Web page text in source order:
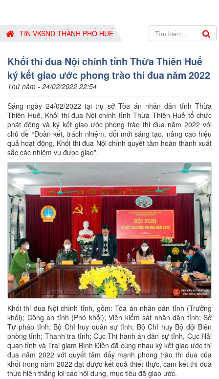
TIN VKSND THÀNH PHỐ HUẾ
Khối thi đua Nội chính tỉnh Thừa Thiên Huế
ký kết giao ước phong trào thi đua năm 2022
Thứ năm - 24/02/2022 22:54
Sáng ngày 24/02/2022 tại trụ sở Tòa án nhân dân tỉnh Thừa
Thiên Huế, Khối thi đua Nội chính tỉnh Thừa Thiên Huế tổ chức
phát động và ký kết giao ước phong trào thi đua năm 2022 với
chủ đề “Đoàn kết, trách nhiệm, đổi mới sáng tạo, nâng cao hiệu
quả hoạt động, Khối thi đua Nội chính quyết tâm hoàn thành xuất
sắc các nhiệm vụ được giao”.
Khối thi đua Nội chính tỉnh, gồm: Tòa án nhân dân tỉnh (Trưởng
khối); Công an tỉnh (Phó khối); Viện kiểm sát nhân dân tỉnh; Sở
Tư pháp tỉnh; Bộ Chỉ huy quân sự tỉnh; Bộ Chỉ huy Bộ đội Biên
phòng tỉnh; Thanh tra tỉnh; Cục Thi hành án dân sự tỉnh, Cục Hải
quan tỉnh và Trại giam Bình Điền đã cùng nhau ký kết giao ước thi
đua năm 2022 với quyết tâm đẩy mạnh phong trào thi đua của
khối trong năm 2022 đạt được kết quả thiết thực, cam kết thi đua
thực hiện thắng lợi các nội dung, mục tiêu đã giao ước.